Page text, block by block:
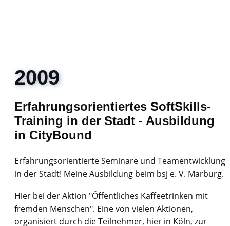
2009
Erfahrungsorientiertes SoftSkills-
Training in der Stadt - Ausbildung
in CityBound
Erfahrungsorientierte Seminare und Teamentwicklung
in der Stadt! Meine Ausbildung beim bsj e. V. Marburg.
Hier bei der Aktion "Öffentliches Kaffeetrinken mit
fremden Menschen". Eine von vielen Aktionen,
organisiert durch die Teilnehmer, hier in Köln, zur